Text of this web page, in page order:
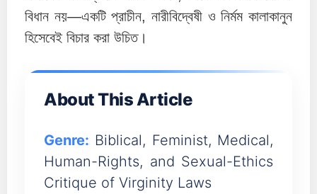
বিধান নয়—একটি প্রাচীন, নারীবিদ্বেষী ও নির্মম কালাকানুন
হিসেবেই বিচার করা উচিত।
About This Article
Genre: Biblical, Feminist, Medical,
Human-Rights, and Sexual-Ethics
Critique of Virginity Laws